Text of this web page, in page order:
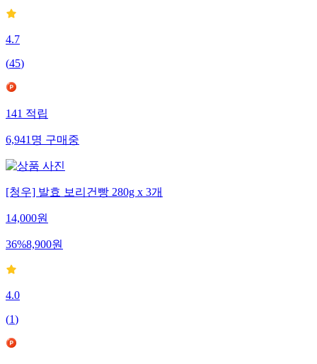
4.7
(45)
141적립
6,941명구매중
[청우] 발효 보리건빵 280g x 3개
14,000원
36%8,900원
4.0
(1)